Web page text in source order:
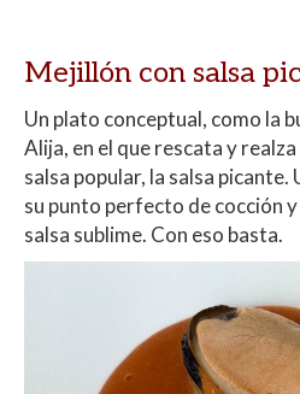
Mejillón con salsa
Un plato conceptual, como la
Alija, en el que rescata y
salsa popular, la salsa picante.
su punto perfecto de cocción
salsa sublime. Con eso basta.